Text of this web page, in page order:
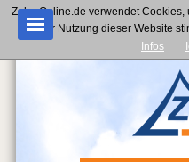
Zelte-Online.de verwendet
Mit der Nutzung dieser Website
Infos